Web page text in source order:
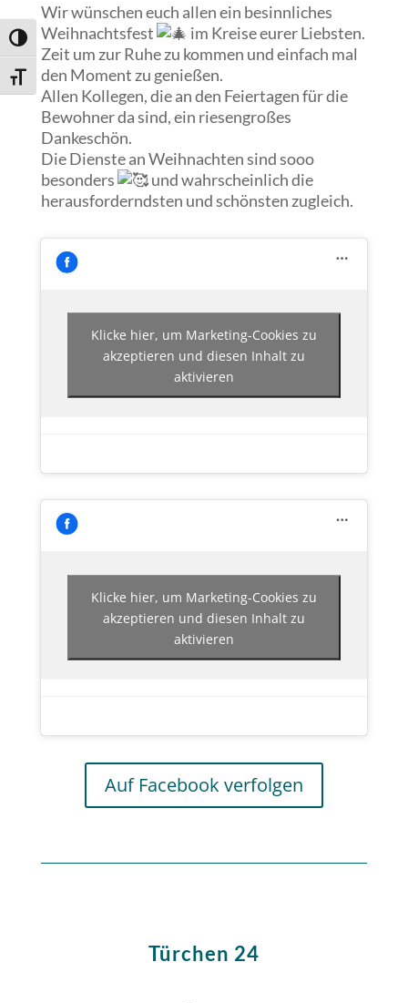
Umschalten auf hohe Kontraste
Schrift vergrößern
Wir wünschen euch allen ein besinnliches
Weihnachtsfest
im Kreise eurer Liebsten.
Zeit um zur Ruhe zu kommen und einfach mal
den Moment zu genießen.
Allen Kollegen, die an den Feiertagen für die
Bewohner da sind, ein riesengroßes
Dankeschön.
DieDienste an Weihnachten sind sooo
besonders
und wahrscheinlich die
herausforderndsten und schönsten zugleich.
Klicke hier, um Marketing-Cookies zu
akzeptieren und diesen Inhalt zu
aktivieren
Klicke hier, um Marketing-Cookies zu
akzeptieren und diesen Inhalt zu
aktivieren
Auf Facebook verfolgen
Türchen 24